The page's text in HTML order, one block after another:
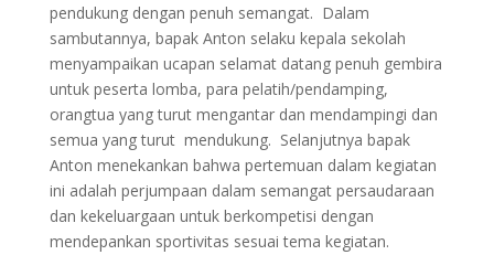
pendukung dengan penuh semangat. Dalam
sambutannya, bapak Anton selaku kepala sekolah
menyampaikan ucapan selamat datang penuh gembira
untuk peserta lomba, para pelatih/pendamping,
orangtua yang turut mengantar dan mendampingi dan
semua yang turut mendukung. Selanjutnya bapak
Anton menekankan bahwa pertemuan dalam kegiatan
ini adalah perjumpaan dalam semangat persaudaraan
dan kekeluargaan untuk berkompetisi dengan
mendepankan sportivitas sesuai tema kegiatan.